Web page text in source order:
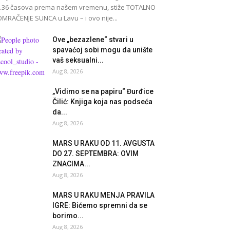
časova prema našem vremenu, stiže TOTALNO
SUNCA u Lavu – i ovo nije...
Ove „bezazlene“ stvari u
spavaćoj sobi mogu da unište
vaš seksualni...
Aug 8, 2026
„Vidimo se na papiru“ Đurđice
Čilić: Knjiga koja nas podseća
da...
Aug 8, 2026
MARS U RAKU OD 11. AVGUSTA
DO 27. SEPTEMBRA: OVIM
ZNACIMA...
Aug 8, 2026
MARS U RAKU MENJA PRAVILA
IGRE: Bićemo spremni da se
borimo...
Aug 8, 2026